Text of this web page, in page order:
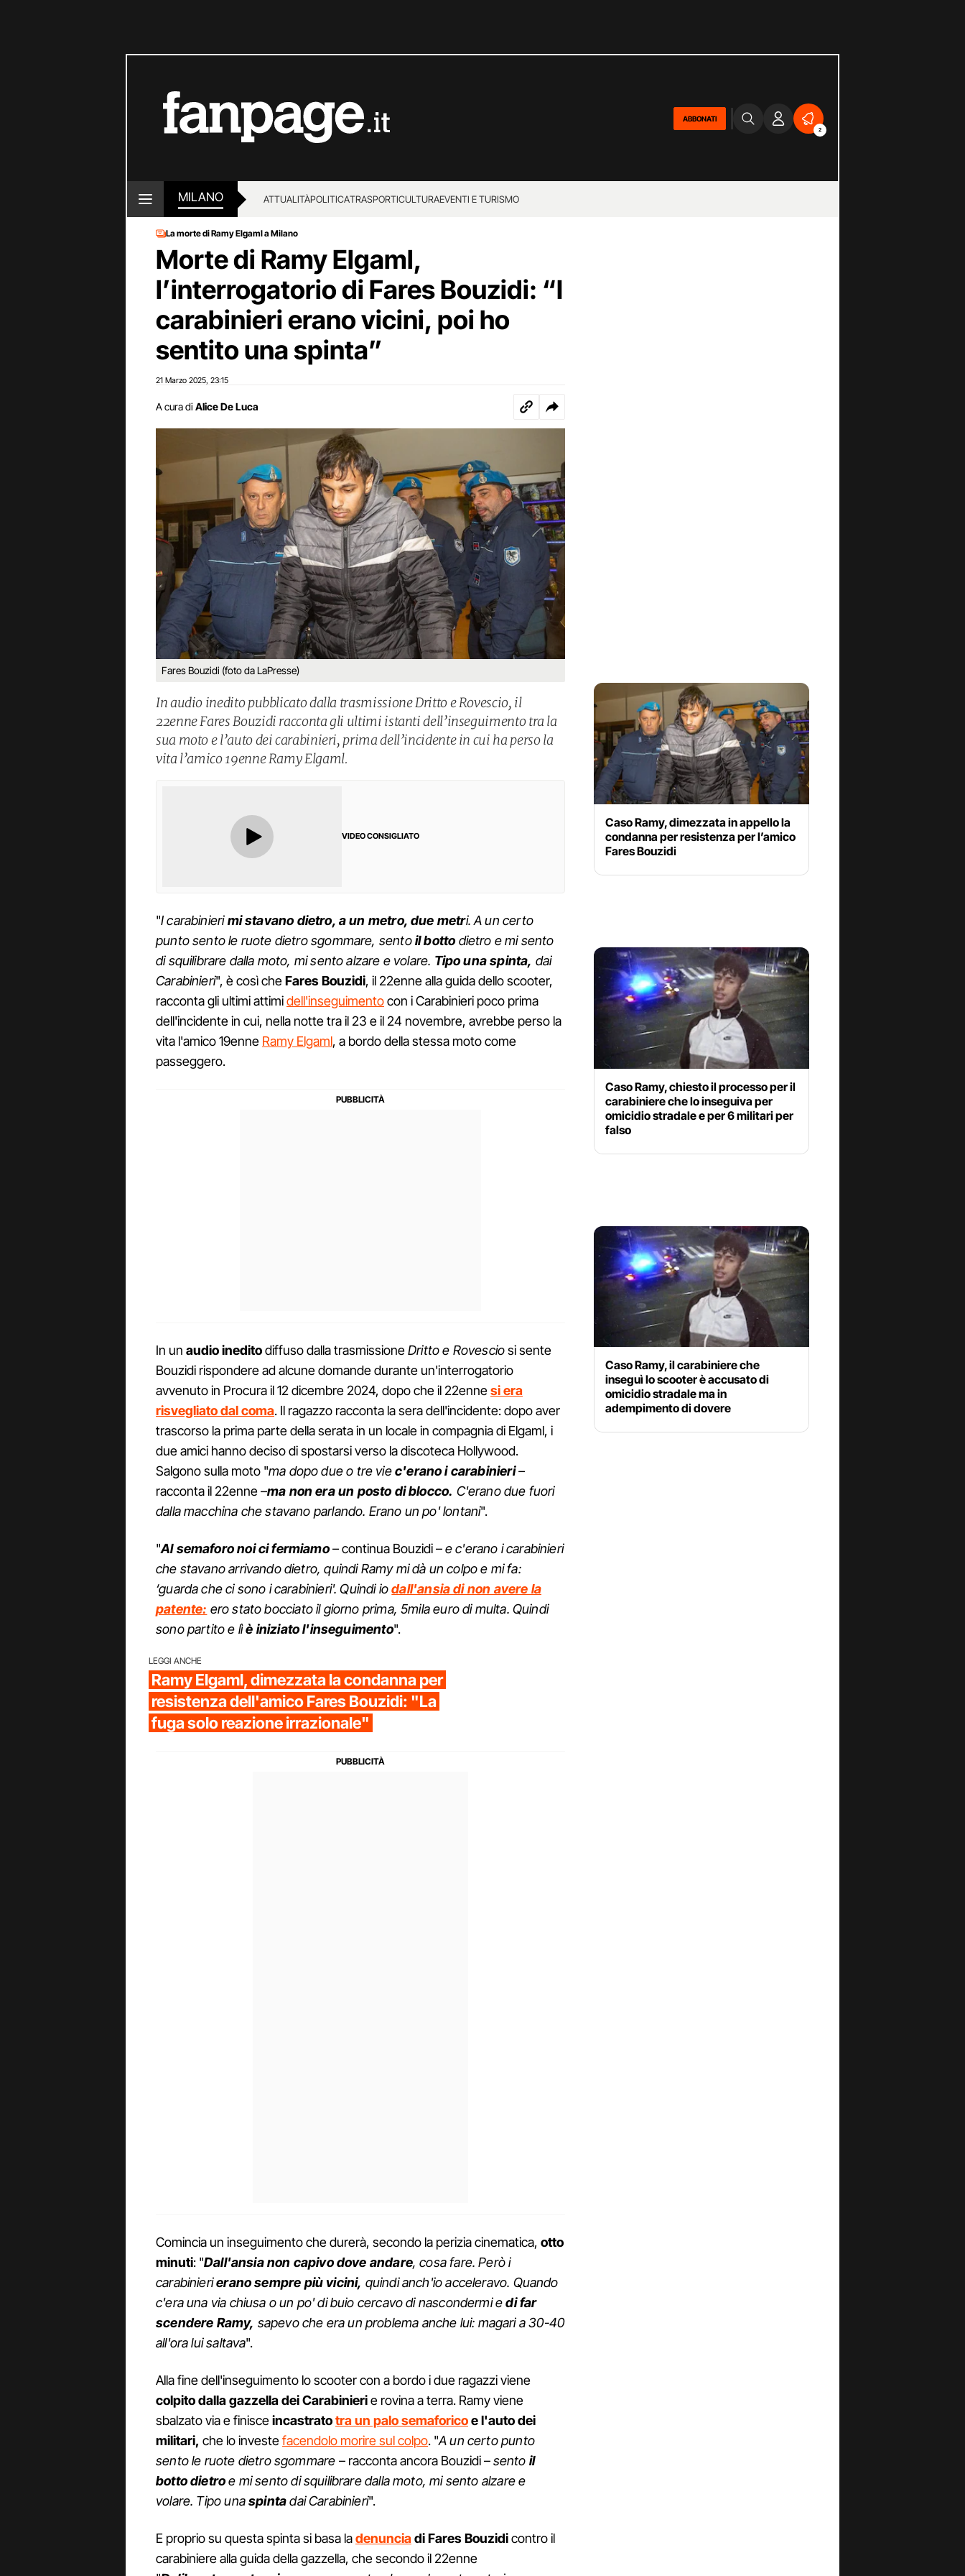
ABBONATI
2
MILANO ATTUALITÀPOLITICATRASPORTICULTURAEVENTI E TURISMO
La morte di Ramy Elgaml a Milano
Morte di Ramy Elgaml,
l’interrogatorio di Fares Bouzidi: “I
carabinieri erano vicini, poi ho
sentito una spinta”
21 Marzo 2025 23:15
A cura di Alice De Luca
Fares Bouzidi (foto da LaPresse)
In audio inedito pubblicato dalla trasmissione Dritto e Rovescio, il
22enne Fares Bouzidi racconta gli ultimi istanti dell’inseguimento tra la
sua moto e l’auto dei carabinieri, prima dell’incidente in cui ha perso la
vita l’amico 19enne Ramy Elgaml.
VIDEO CONSIGLIATO
"I carabinierimi stavano dietro, a un metro, due metri. A un certo
punto sento le ruote dietro sgommare, sentoil botto dietro e mi sento
di squilibrare dalla moto, mi sento alzare e volare. Tipo una spinta, dai
Carabinieri", è così cheFares Bouzidi, il 22enne alla guida dello scooter,
racconta gli ultimi attimidell'inseguimentocon i Carabinieri poco prima
dell'incidente in cui, nella notte tra il 23 e il 24 novembre, avrebbe perso la
vita l'amico 19enne Ramy Elgaml, a bordo della stessa moto come
passeggero.
In un audio ineditodiffuso dalla trasmissioneDritto e Rovesciosi sente
Bouzidi rispondere ad alcune domande durante un'interrogatorio
avvenuto in Procura il 12 dicembre 2024, dopo che il 22ennesi era
risvegliato dal coma. Il ragazzo racconta la sera dell'incidente: dopo aver
trascorso la prima parte della serata in un locale in compagnia di Elgaml, i
due amici hanno deciso di spostarsi verso la discoteca Hollywood.
Salgono sulla moto "ma dopo due o tre viec'erano i carabinieri–
racconta il 22enne –ma non era un posto di blocco. C'erano due fuori
dalla macchina che stavano parlando. Erano un po' lontani".
"Al semaforo noi ci fermiamo– continua Bouzidi –e c'erano i carabinieri
che stavano arrivando dietro, quindi Ramy mi dà un colpo e mi fa:
‘guarda che ci sono i carabinieri'. Quindi io dall'ansia di non avere la
patente: ero stato bocciato il giorno prima, 5mila euro di multa. Quindi
sono partito e lìè iniziato l'inseguimento".
LEGGI ANCHE
Ramy Elgaml, dimezzata la condanna per
resistenza dell'amico Fares Bouzidi: "La
fuga solo reazione irrazionale"
Comincia un inseguimento che durerà, secondo la perizia cinematica, otto
minuti: "Dall'ansia non capivo dove andare, cosa fare. Però i
carabinierierano sempre più vicini, quindi anch'io acceleravo. Quando
c'era una via chiusa o un po' di buio cercavo di nascondermi edi far
scendere Ramy, sapevo che era un problema anche lui: magari a 30-40
all'ora lui saltava".
Alla fine dell'inseguimento lo scooter con a bordo i due ragazzi viene
colpito dalla gazzella dei Carabinierie rovina a terra. Ramy viene
sbalzato via e finisceincastratotra un palo semaforicoe l'auto dei
militari, che lo investefacendolo morire sul colpo. "A un certo punto
sento le ruote dietro sgommare – racconta ancora Bouzidi –sento il
botto dietroe mi sento di squilibrare dalla moto, mi sento alzare e
volare. Tipo unaspintadai Carabinieri".
E proprio su questa spinta si basa ladenunciadi Fares Bouzidicontro il
carabiniere alla guida della gazzella, che secondo il 22enne
Caso Ramy, dimezzata in appello la
condanna per resistenza per l’amico
Fares Bouzidi
Caso Ramy, chiesto il processo per il
carabiniere che lo inseguiva per
omicidio stradale e per 6 militari per
falso
Caso Ramy, il carabiniere che
inseguì lo scooter è accusato di
omicidio stradale ma in
adempimento di dovere